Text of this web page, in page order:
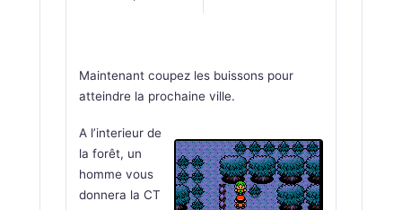
Maintenant coupez les buissons pour
atteindre la prochaine ville.
A l’interieur de
la forêt, un
homme vous
donnera la CT